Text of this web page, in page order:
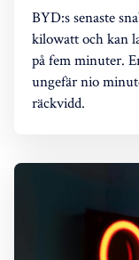
BYD:s senaste
kilowatt och kan
på fem minuter.
ungefär nio
räckvidd.